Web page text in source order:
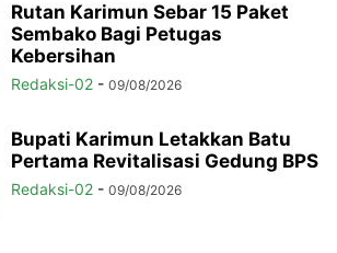
Rutan Karimun Sebar 15 Paket
Sembako Bagi Petugas
Kebersihan
Redaksi-02 - 09/08/2026
Bupati Karimun Letakkan Batu
Pertama Revitalisasi Gedung BPS
Redaksi-02 - 09/08/2026